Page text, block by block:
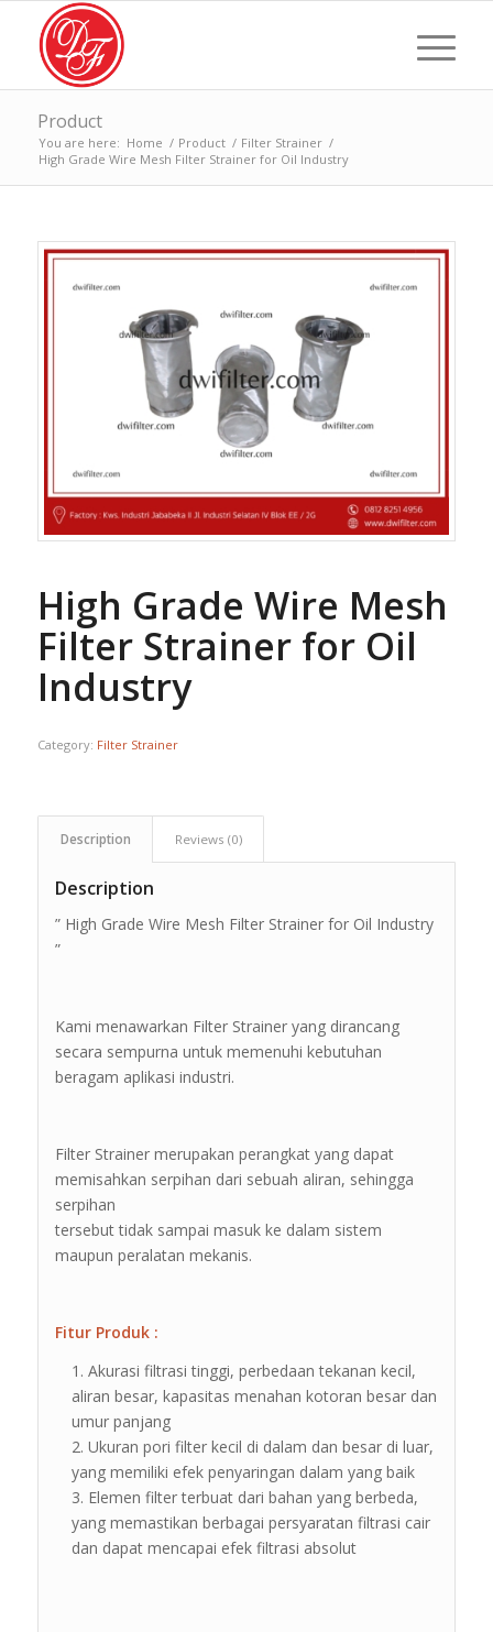
Product
You are here: Home / Product / Filter Strainer /
High Grade Wire Mesh Filter Strainer for Oil Industry
High Grade Wire Mesh
Filter Strainer for Oil
Industry
Category: Filter Strainer
Description Reviews (0)
Description
” High Grade Wire Mesh Filter Strainer for Oil Industry
”
Kami menawarkan Filter Strainer yang dirancang
secara sempurna untuk memenuhi kebutuhan
beragam aplikasi industri.
Filter Strainer merupakan perangkat yang dapat
memisahkan serpihan dari sebuah aliran, sehingga
serpihan
tersebut tidak sampai masuk ke dalam sistem
maupun peralatan mekanis.
Fitur Produk :
Akurasi filtrasi tinggi, perbedaan tekanan kecil,
aliran besar, kapasitas menahan kotoran besar dan
umur panjang
Ukuran pori filter kecil di dalam dan besar di luar,
yang memiliki efek penyaringan dalam yang baik
Elemen filter terbuat dari bahan yang berbeda,
yang memastikan berbagai persyaratan filtrasi cair
dan dapat mencapai efek filtrasi absolut